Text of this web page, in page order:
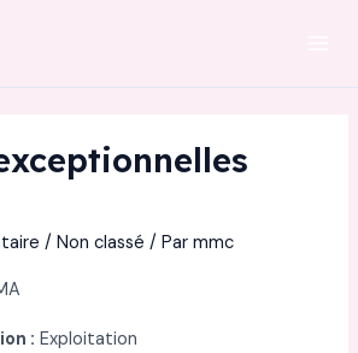
/Non classé / Parmmc
: Exploitation